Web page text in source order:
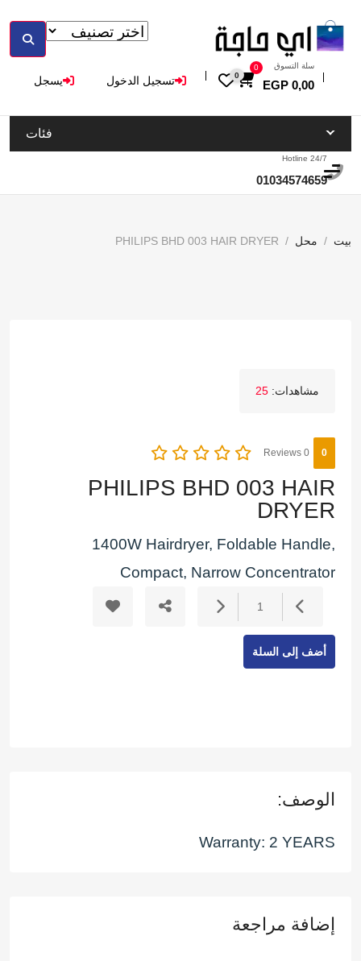
سلة التسوق
0,00
EGP
0
0
تسجيل الدخول يسجل
فئات
Hotline 24/7
01034574659
بيت محل PHILIPS BHD 003 HAIR DRYER
مشاهدات: 25
0
0 Reviews
PHILIPS BHD 003 HAIR
DRYER
1400W Hairdryer, Foldable Handle,
Compact, Narrow Concentrator
1
أضف إلى السلة
الوصف:
Warranty: 2 YEARS
إضافة مراجعة